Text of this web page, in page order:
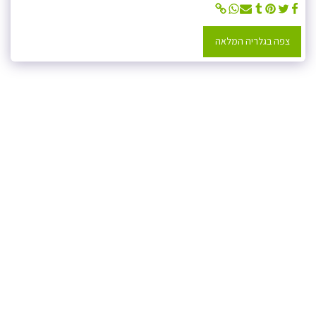
צפה בגלריה המלאה